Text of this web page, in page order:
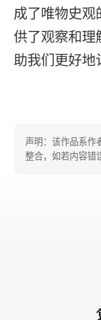
成了唯物史观
供了观察和理
助我们更好地
声明：该作品系作
整合，如若内容错